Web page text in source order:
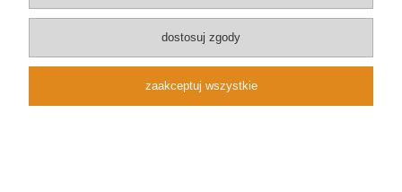
Lampa zwis nowoczesny
Chodzi o taki kształt tej popularnej lampy sufitowej, który
będzie pasował do nowoczesnej kuchni, sypialni, salonu
lub łazienki. Są to pomieszczenia, do których najczęściej
wybieramy zwisy. W naszej ofercie znajdziecie modele do
dostosuj zgody
zaakceptuj wszystkie